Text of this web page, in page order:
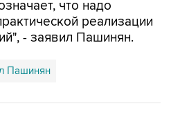
что надо
реализации
- заявил Пашинян.
Пашинян